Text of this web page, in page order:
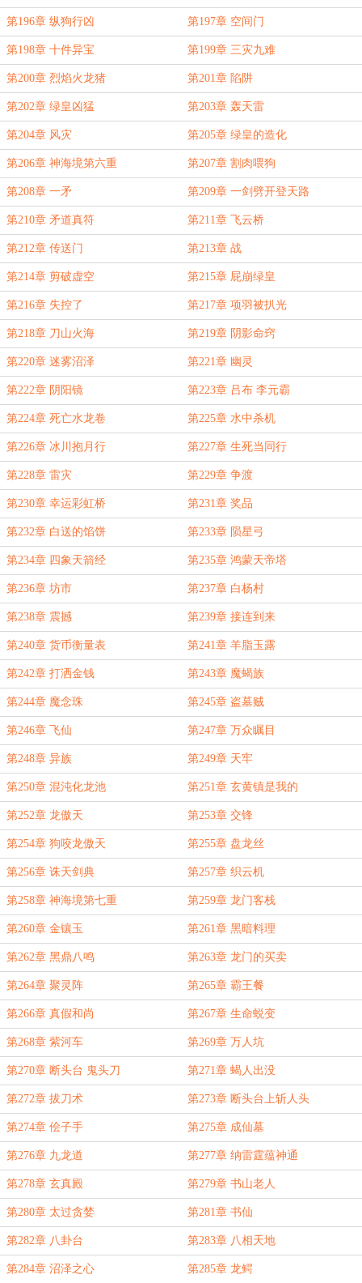
第196章 纵狗行凶 第197章 空间门
第198章 十件异宝 第199章 三灾九难
第200章 烈焰火龙猪 第201章 陷阱
第202章 绿皇凶猛 第203章 轰天雷
第204章 风灾 第205章 绿皇的造化
第206章 神海境第六重 第207章 割肉喂狗
第208章 一矛 第209章 一剑劈开登天路
第210章 矛道真符 第211章 飞云桥
第212章 传送门 第213章 战
第214章 剪破虚空 第215章 屁崩绿皇
第216章 失控了 第217章 项羽被扒光
第218章 刀山火海 第219章 阴影命窍
第220章 迷雾沼泽 第221章 幽灵
第222章 阴阳镜 第223章 吕布 李元霸
第224章 死亡水龙卷 第225章 水中杀机
第226章 冰川抱月行 第227章 生死当同行
第228章 雷灾 第229章 争渡
第230章 幸运彩虹桥 第231章 奖品
第232章 白送的馅饼 第233章 陨星弓
第234章 四象天箭经 第235章 鸿蒙天帝塔
第236章 坊市 第237章 白杨村
第238章 震撼 第239章 接连到来
第240章 货币衡量表 第241章 羊脂玉露
第242章 打洒金钱 第243章 魔蝎族
第244章 魔念珠 第245章 盗墓贼
第246章 飞仙 第247章 万众瞩目
第248章 异族 第249章 天牢
第250章 混沌化龙池 第251章 玄黄镇是我的
第252章 龙傲天 第253章 交锋
第254章 狗咬龙傲天 第255章 盘龙丝
第256章 诛天剑典 第257章 织云机
第258章 神海境第七重 第259章 龙门客栈
第260章 金镶玉 第261章 黑暗料理
第262章 黑鼎八鸣 第263章 龙门的买卖
第264章 聚灵阵 第265章 霸王餐
第266章 真假和尚 第267章 生命蜕变
第268章 紫河车 第269章 万人坑
第270章 断头台 鬼头刀 第271章 蝎人出没
第272章 拔刀术 第273章 断头台上斩人头
第274章 侩子手 第275章 成仙墓
第276章 九龙道 第277章 纳雷霆蕴神通
第278章 玄真殿 第279章 书山老人
第280章 太过贪婪 第281章 书仙
第282章 八卦台 第283章 八相天地
第284章 沼泽之心 第285章 龙鳄